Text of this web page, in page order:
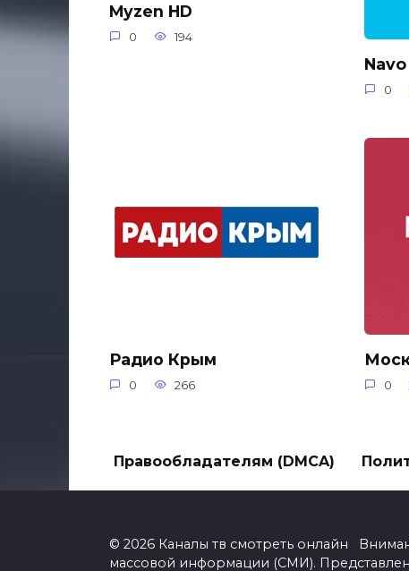
Myzen HD
0 194
Navo
0
Радио Крым
0 266 0
Правообладателям (DMCA)
© 2026 Каналы тв смотреть онлайн
массовой информации (СМИ).